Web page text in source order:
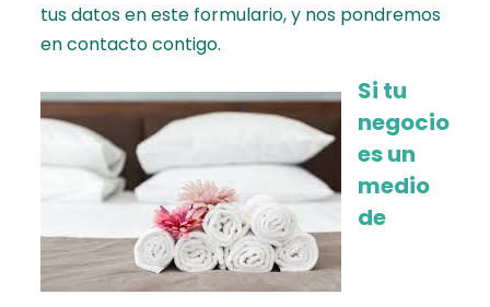
tus datos en este formulario, y nos pondremos
en contacto contigo.
Si tu
negocio
es un
medio
de